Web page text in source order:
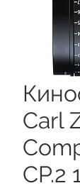
Carl
CP.2